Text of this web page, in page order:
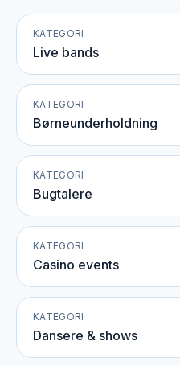
KATEGORI
Live bands
KATEGORI
Børneunderholdning
KATEGORI
Bugtalere
KATEGORI
Casino events
KATEGORI
Dansere & shows